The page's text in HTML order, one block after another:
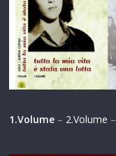
1.Volume – 2.Volume –